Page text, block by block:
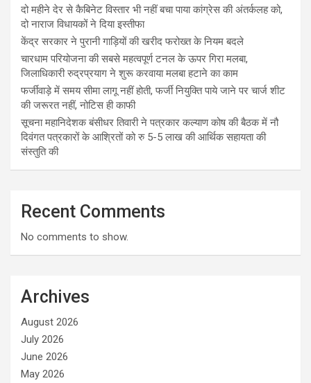
दो महीने देर से कैबिनेट विस्तार भी नहीं बचा पाया कांग्रेस की अंतर्कलह को,
दो नाराज विधायकों ने दिया इस्तीफा
केंद्र सरकार ने पुरानी गाड़ियों की खरीद फरोख्त के नियम बदले
चारधाम परियोजना की सबसे महत्वपूर्ण टनल के ऊपर गिरा मलबा,
जिलाधिकारी रुद्रप्रयाग ने शुरू करवाया मलबा हटाने का काम
फर्जीवाड़े में समय सीमा लागू नहीं होती, फर्जी नियुक्ति पाये जाने पर चार्ज शीट
की जरूरत नहीं, नोटिस ही काफी
सूचना महानिदेशक बंसीधर तिवारी ने पत्रकार कल्याण कोष की बैठक में नौ
दिवंगत पत्रकारों के आश्रितों को रु 5-5 लाख की आर्थिक सहायता की
संस्तुति की
Recent Comments
No comments to show.
Archives
August 2026
July 2026
June 2026
May 2026